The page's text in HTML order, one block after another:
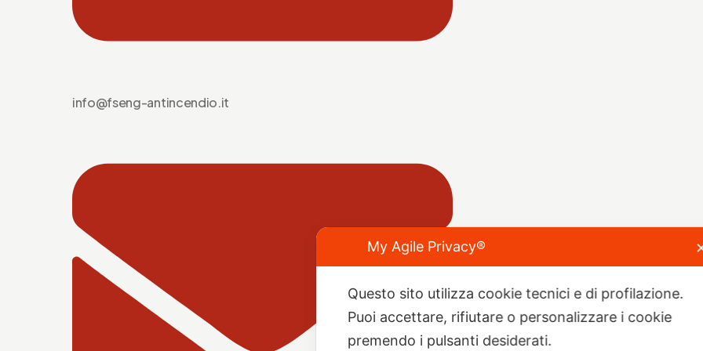
info@fseng-antincendio.it
My Agile Privacy®
Questo sito utilizza cookie tecnici e di profilazione.
Puoi accettare, rifiutare o personalizzare i cookie
premendo i pulsanti desiderati.